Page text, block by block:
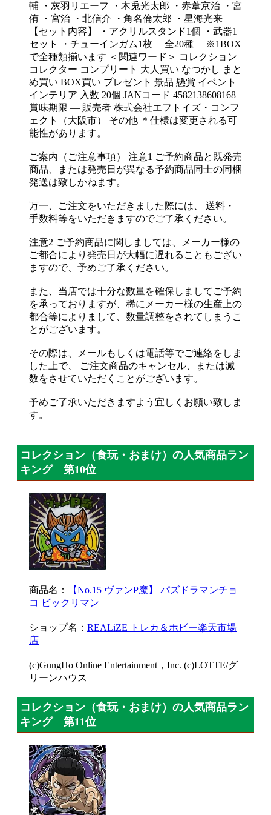
輔 ・灰羽リエーフ ・木兎光太郎 ・赤葦京治 ・宮
侑 ・宮治 ・北信介 ・角名倫太郎 ・星海光来
【セット内容】 ・アクリルスタンド1個 ・武器1
セット ・チューインガム1枚 全20種 ※1BOX
で全種類揃います ＜関連ワード＞ コレクション
コレクター コンプリート 大人買い なつかし まと
め買い BOX買い プレゼント 景品 懸賞 イベント
インテリア 入数 20個 JANコード 4582138608168
賞味期限 — 販売者 株式会社エフトイズ・コンフ
ェクト（大阪市） その他 ＊仕様は変更される可
能性があります。
ご案内（ご注意事項） 注意1 ご予約商品と既発売
商品、または発売日が異なる予約商品同士の同梱
発送は致しかねます。
万一、ご注文をいただきました際には、 送料・
手数料等をいただきますのでご了承ください。
注意2 ご予約商品に関しましては、メーカー様の
ご都合により発売日が大幅に遅れることもござい
ますので、予めご了承ください。
また、当店では十分な数量を確保しましてご予約
を承っておりますが、稀にメーカー様の生産上の
都合等によりまして、数量調整をされてしまうこ
とがございます。
その際は、メールもしくは電話等でご連絡をしま
した上で、 ご注文商品のキャンセル、または減
数をさせていただくことがございます。
予めご了承いただきますよう宜しくお願い致しま
す。
コレクション（食玩・おまけ）の人気商品ラン
キング 第10位
商品名：
【No.15 ヴァンP魔】 パズドラマンチョ
コ ビックリマン
ショップ名： REALiZE トレカ＆ホビー楽天市場
店
(c)GungHo Online Entertainment，Inc. (c)LOTTE/グ
リーンハウス
コレクション（食玩・おまけ）の人気商品ラン
キング 第11位